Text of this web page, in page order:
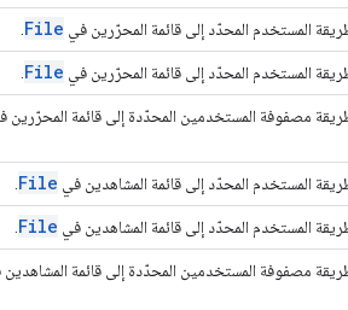
المستخدم المحدّد إلى قائمة المحرّرين في File
المستخدم المحدّد إلى قائمة المحرّرين في File
مصفوفة المستخدمين المحدّدة إلى قائمة المحرّرين
المستخدم المحدّد إلى قائمة المشاهدين في File
المستخدم المحدّد إلى قائمة المشاهدين في File
مصفوفة المستخدمين المحدّدة إلى قائمة المشاهدين